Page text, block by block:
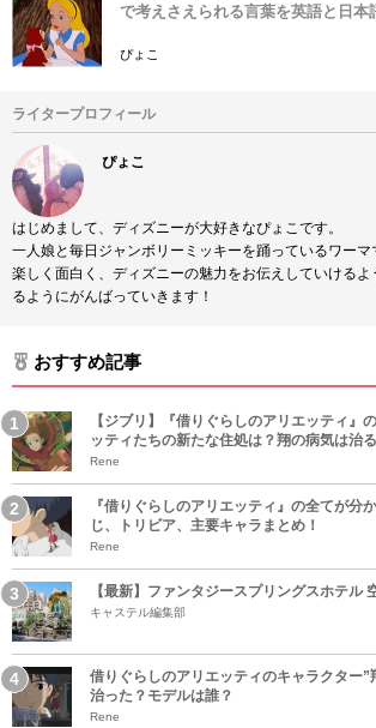
で考えさえられる言葉を英語と日本
ぴょこ
ライタープロフィール
ぴょこ
はじめまして、ディズニーが大好きなぴょこです。
一人娘と毎日ジャンボリーミッキーを踊っているワー
楽しく面白く、ディズニーの魅力をお伝えしていける
るようにがんばっていきます！
おすすめ記事
【ジブリ】『借りぐらしのアリエッティ』
ッティたちの新たな住処は？翔の病気は治
Rene
『借りぐらしのアリエッティ』の全てが分
じ、トリビア、主要キャラまとめ！
Rene
【最新】ファンタジースプリングスホテル
キャステル編集部
借りぐらしのアリエッティのキャラクター”
治った？モデルは誰？
Rene